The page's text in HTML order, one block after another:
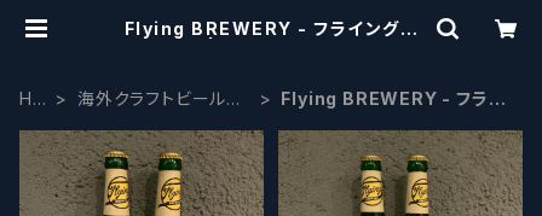
Flying BREWERY - フライングブ
HO
海外クラフトビール
Flying BREWERY - フライ